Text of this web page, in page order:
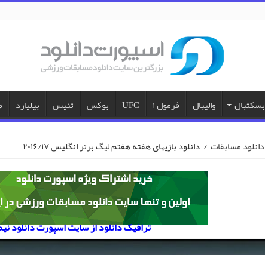
بسکتبال والیبال فرمول ۱ UFC بوکس تنیس بیلیارد
دانلود مسابقات / دانلود بازیهای هفته هفتم لیگ برتر انگلیس ۲۰۱۶/۱۷
ترافیک دانلود از سایت اسپورت دانلود